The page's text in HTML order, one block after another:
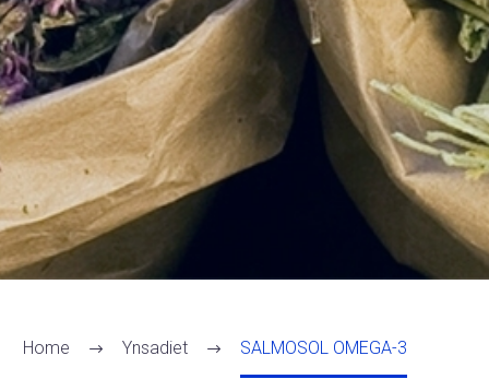
Home Ynsadiet SALMOSOL OMEGA-3